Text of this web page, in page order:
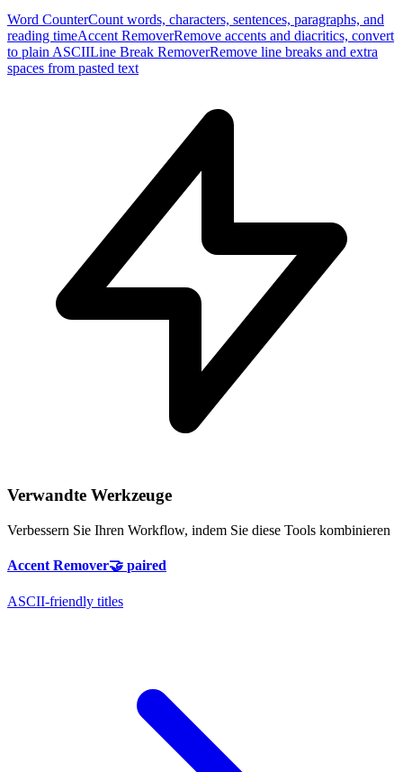
Word CounterCount words, characters, sentences, paragraphs, and
reading timeAccent RemoverRemove accents and diacritics, convert
to plain ASCIILine Break RemoverRemove line breaks and extra
spaces from pasted text
Verwandte Werkzeuge
Verbessern Sie Ihren Workflow, indem Sie diese Tools kombinieren
Accent Remover🤝 paired
ASCII-friendly titles